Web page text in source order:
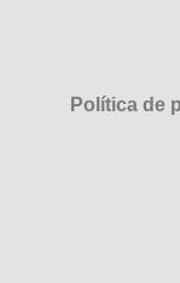
Política de